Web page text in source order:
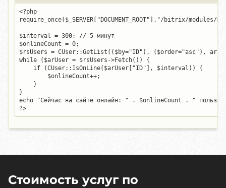
<?php
require_once($_SERVER["DOCUMENT_ROOT"]."/bitrix/
$interval = 300; // 5 минут
$onlineCount = 0;
$rsUsers = CUser::GetList(($by="ID"), ($order="asc"),
while ($arUser = $rsUsers->Fetch()) {
if (CUser::IsOnLine($arUser["ID"], $interval)) {
$onlineCount++;
}
}
echo "Сейчас на сайте онлайн: " . $onlineCount . "
?>
Стоимость услуг по